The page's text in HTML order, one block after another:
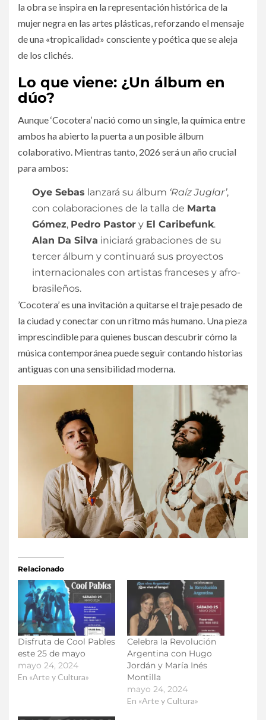
la obra se inspira en la representación histórica de la
mujer negra en las artes plásticas, reforzando el mensaje
de una «tropicalidad» consciente y poética que se aleja
de los clichés.
​Lo que viene: ¿Un álbum en
dúo?
​Aunque ‘Cocotera’ nació como un single, la química entre
ambos ha abierto la puerta a un posible álbum
colaborativo. Mientras tanto, 2026 será un año crucial
para ambos:
Oye Sebas lanzará su álbum ‘Raíz Juglar’,
con colaboraciones de la talla de Marta
Gómez, Pedro Pastor y El Caribefunk.
Alan Da Silva iniciará grabaciones de su
tercer álbum y continuará sus proyectos
internacionales con artistas franceses y afro-
brasileños.
​’Cocotera’ es una invitación a quitarse el traje pesado de
la ciudad y conectar con un ritmo más humano. Una pieza
imprescindible para quienes buscan descubrir cómo la
música contemporánea puede seguir contando historias
antiguas con una sensibilidad moderna.
Relacionado
Disfruta de Cool Pables
este 25 de mayo
mayo 24, 2024
En «Arte y Cultura»
Celebra la Revolución
Argentina con Hugo
Jordán y María Inés
Montilla
mayo 24, 2024
En «Arte y Cultura»